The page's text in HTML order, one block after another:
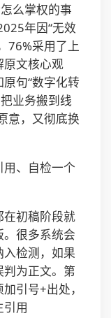
么掌权的事
年因“无效
76%采用了上
原文核心观
句“数字化转
业务搬到线
意，又彻底换
、自检一个
在初稿阶段就
很多系统会
检测，如果
为正文。第
引号+出处，
用